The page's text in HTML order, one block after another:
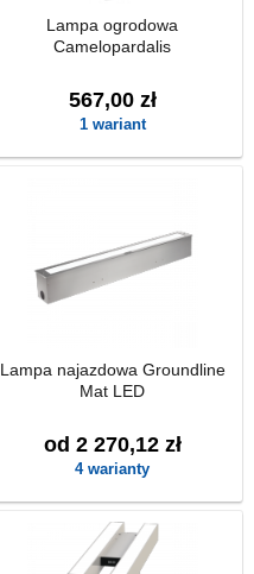
Lampa ogrodowa
Camelopardalis
567,00 zł
1 wariant
Lampa najazdowa Groundline
Mat LED
od 2 270,12 zł
4 warianty